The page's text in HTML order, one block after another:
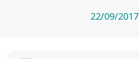
22/09/2017